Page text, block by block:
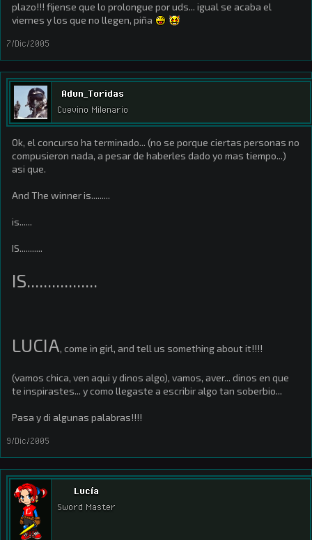
plazo!!! fijense que lo prolongue por uds... igual se acaba el
viernes y los que no llegen, piña
7/Dic/2005
Adun_Toridas
Cuevino Milenario
Ok, el concurso ha terminado... (no se porque ciertas personas no
compusieron nada, a pesar de haberles dado yo mas tiempo...)
asi que.
And The winner is.........
is......
IS...........
IS.................
LUCIA, come in girl, and tell us something about it!!!!
(vamos chica, ven aqui y dinos algo), vamos, aver... dinos en que
te inspirastes... y como llegaste a escribir algo tan soberbio...
Pasa y di algunas palabras!!!!
9/Dic/2005
Lucía
Sword Master